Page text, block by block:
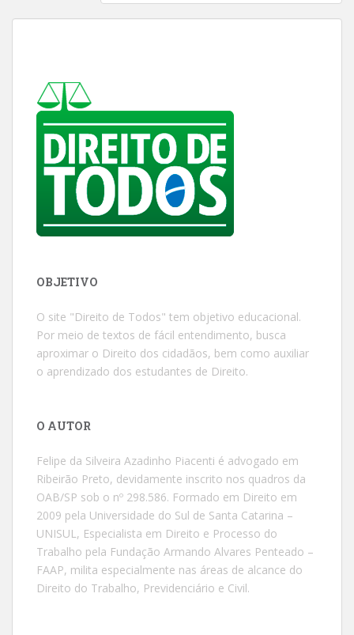
OBJETIVO
O site "Direito de Todos" tem objetivo educacional.
Por meio de textos de fácil entendimento, busca
aproximar o Direito dos cidadãos, bem como auxiliar
o aprendizado dos estudantes de Direito.
O AUTOR
Felipe da Silveira Azadinho Piacenti é advogado em
Ribeirão Preto, devidamente inscrito nos quadros da
OAB/SP sob o nº 298.586. Formado em Direito em
2009 pela Universidade do Sul de Santa Catarina –
UNISUL, Especialista em Direito e Processo do
Trabalho pela Fundação Armando Alvares Penteado –
FAAP, milita especialmente nas áreas de alcance do
Direito do Trabalho, Previdenciário e Civil.